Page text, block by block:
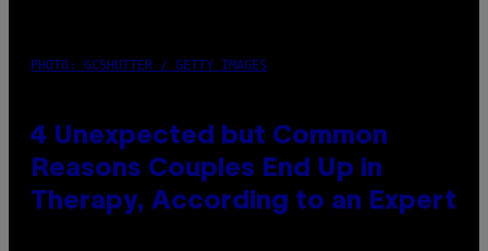
PHOTO: GCSHUTTER / GETTY IMAGES
4 Unexpected but Common
Reasons Couples End Up in
Therapy, According to an Expert